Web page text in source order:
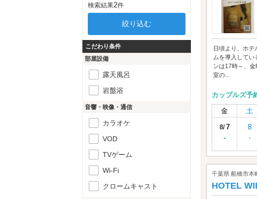
日頃より、ホ
ムを導入してい
ンは17時～、
室の...
カップルズ予
金
土
8/7
-
8
-
千葉県 船橋市本
HOTEL
検索結果2件
こだわり条件
部屋設備
露天風呂
岩盤浴
音響・映像・通信
カラオケ
VOD
TVゲーム
Wi-Fi
クロームキャスト